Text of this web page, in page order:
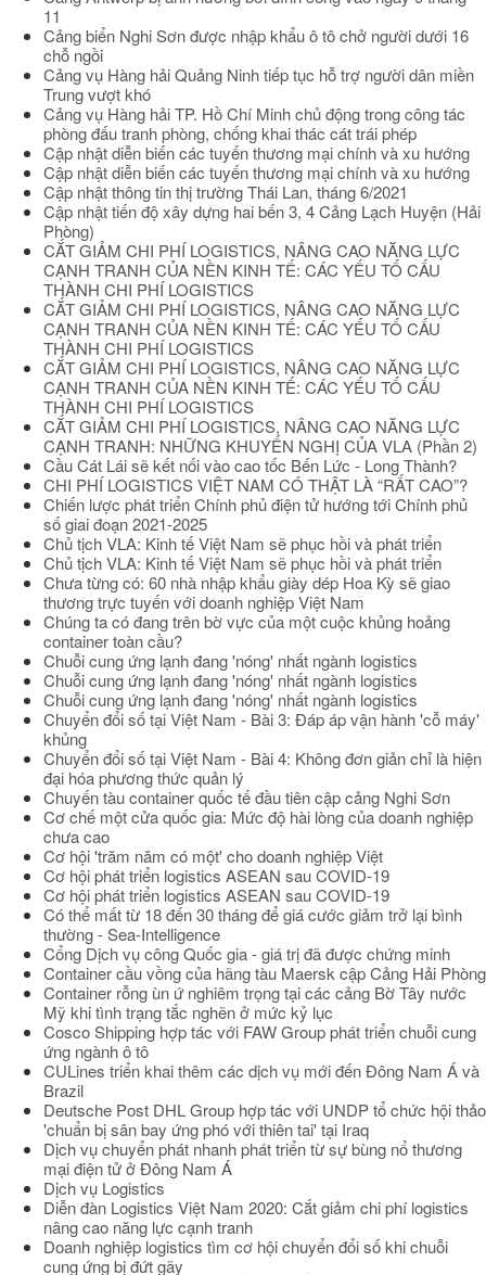
11
Cảng biển Nghi Sơn được nhập khẩu ô tô chở người dưới 16
chỗ ngồi
Cảng vụ Hàng hải Quảng Ninh tiếp tục hỗ trợ người dân miền
Trung vượt khó
Cảng vụ Hàng hải TP. Hồ Chí Minh chủ động trong công tác
phòng đấu tranh phòng, chống khai thác cát trái phép
Cập nhật diễn biến các tuyến thương mại chính và xu hướng
Cập nhật diễn biến các tuyến thương mại chính và xu hướng
Cập nhật thông tin thị trường Thái Lan, tháng 6/2021
Cập nhật tiến độ xây dựng hai bến 3, 4 Cảng Lạch Huyện (Hải
Phòng)
CẮT GIẢM CHI PHÍ LOGISTICS, NÂNG CAO NĂNG LỰC
CẠNH TRANH CỦA NỀN KINH TẾ: CÁC YẾU TỐ CẤU
THÀNH CHI PHÍ LOGISTICS
CẮT GIẢM CHI PHÍ LOGISTICS, NÂNG CAO NĂNG LỰC
CẠNH TRANH CỦA NỀN KINH TẾ: CÁC YẾU TỐ CẤU
THÀNH CHI PHÍ LOGISTICS
CẮT GIẢM CHI PHÍ LOGISTICS, NÂNG CAO NĂNG LỰC
CẠNH TRANH CỦA NỀN KINH TẾ: CÁC YẾU TỐ CẤU
THÀNH CHI PHÍ LOGISTICS
CẮT GIẢM CHI PHÍ LOGISTICS, NÂNG CAO NĂNG LỰC
CẠNH TRANH: NHỮNG KHUYẾN NGHỊ CỦA VLA (Phần 2)
Cầu Cát Lái sẽ kết nối vào cao tốc Bến Lức - Long Thành?
CHI PHÍ LOGISTICS VIỆT NAM CÓ THẬT LÀ “RẤT CAO”?
Chiến lược phát triển Chính phủ điện tử hướng tới Chính phủ
số giai đoạn 2021-2025
Chủ tịch VLA: Kinh tế Việt Nam sẽ phục hồi và phát triển
Chủ tịch VLA: Kinh tế Việt Nam sẽ phục hồi và phát triển
Chưa từng có: 60 nhà nhập khẩu giày dép Hoa Kỳ sẽ giao
thương trực tuyến với doanh nghiệp Việt Nam
Chúng ta có đang trên bờ vực của một cuộc khủng hoảng
container toàn cầu?
Chuỗi cung ứng lạnh đang 'nóng' nhất ngành logistics
Chuỗi cung ứng lạnh đang 'nóng' nhất ngành logistics
Chuỗi cung ứng lạnh đang 'nóng' nhất ngành logistics
Chuyển đổi số tại Việt Nam - Bài 3: Đáp áp vận hành 'cỗ máy'
khủng
Chuyển đổi số tại Việt Nam - Bài 4: Không đơn giản chỉ là hiện
đại hóa phương thức quản lý
Chuyến tàu container quốc tế đầu tiên cập cảng Nghi Sơn
Cơ chế một cửa quốc gia: Mức độ hài lòng của doanh nghiệp
chưa cao
Cơ hội 'trăm năm có một' cho doanh nghiệp Việt
Cơ hội phát triển logistics ASEAN sau COVID-19
Cơ hội phát triển logistics ASEAN sau COVID-19
Có thể mất từ 18 đến 30 tháng để giá cước giảm trở lại bình
thường - Sea-Intelligence
Cổng Dịch vụ công Quốc gia - giá trị đã được chứng minh
Container cầu vồng của hãng tàu Maersk cập Cảng Hải Phòng
Container rỗng ùn ứ nghiêm trọng tại các cảng Bờ Tây nước
Mỹ khi tình trạng tắc nghẽn ở mức kỷ lục
Cosco Shipping hợp tác với FAW Group phát triển chuỗi cung
ứng ngành ô tô
CULines triển khai thêm các dịch vụ mới đến Đông Nam Á và
Brazil
Deutsche Post DHL Group hợp tác với UNDP tổ chức hội thảo
'chuẩn bị sân bay ứng phó với thiên tai' tại Iraq
Dịch vụ chuyển phát nhanh phát triển từ sự bùng nổ thương
mại điện tử ở Đông Nam Á
Dịch vụ Logistics
Diễn đàn Logistics Việt Nam 2020: Cắt giảm chi phí logistics
nâng cao năng lực cạnh tranh
Doanh nghiệp logistics tìm cơ hội chuyển đổi số khi chuỗi
cung ứng bị đứt gãy